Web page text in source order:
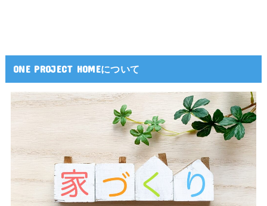
ONE PROJECT HOMEについて